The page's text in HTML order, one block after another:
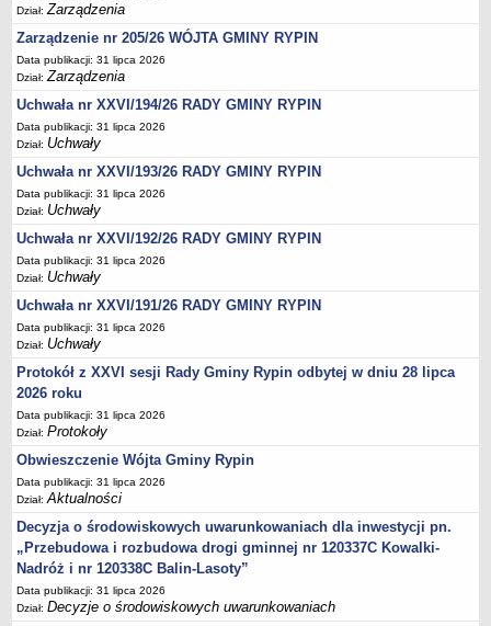
Rejestry i ewidencje
Dowody osobiste
Udostępnianie informacji publicznej
Ewidencja działalności gospodarczej
Podziały nieruchomości
Ochrona środowiska
Świadczenia rodzinne, Fundusz alimentacyjny
Stypendia szkolne
Podatki i opłaty lokalne
Młodociani pracownicy
ePUAP - składanie dokumentów przez internet
Wydanie warunków na zjazd z drogi gminnej
Zezwolenie na usunięcie drzewa
Wniosek o ustalenie warunków zabudowy/o ustalenie lokalizacji
inwestycji celu publicznego
Działalność lobbingowa
Wniosek o wydanie warunków technicznych przyłączenia do sieci
wodociągowej/kanalizacyjnej
Wniosek o promesę przyłączenia do sieci
wodociągowej/kanalizacyjnej
Wniosek o dodatek węglowy
Zgłoszenie eksploatacji przydomowej oczyszczalni ścieków
Dział:Zarządzenia
Zarządzenie nr 205/26 WÓJTA GMINY RYPIN
Data publikacji: 31 lipca 2026
Dział:Zarządzenia
Uchwała nr XXVI/194/26 RADY GMINY RYPIN
Data publikacji: 31 lipca 2026
Dział: Uchwały
Uchwała nr XXVI/193/26 RADY GMINY RYPIN
Data publikacji: 31 lipca 2026
Dział: Uchwały
Uchwała nr XXVI/192/26 RADY GMINY RYPIN
Data publikacji: 31 lipca 2026
Dział: Uchwały
Uchwała nr XXVI/191/26 RADY GMINY RYPIN
Data publikacji: 31 lipca 2026
Dział: Uchwały
Protokół z XXVI sesji Rady Gminy Rypin odbytej w dniu 28 lipca
2026 roku
Data publikacji: 31 lipca 2026
Dział:Protokoły
Obwieszczenie Wójta Gminy Rypin
Data publikacji: 31 lipca 2026
Dział:Aktualności
Decyzja o środowiskowych uwarunkowaniach dla inwestycji pn.
„Przebudowa i rozbudowa drogi gminnej nr 120337C Kowalki-
Nadróż i nr 120338C Balin-Lasoty”
Data publikacji: 31 lipca 2026
Dział:Decyzje o środowiskowych uwarunkowaniach